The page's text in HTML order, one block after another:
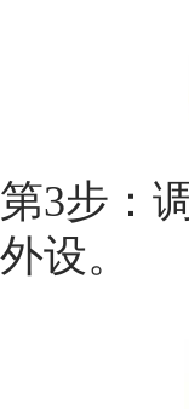
第3步：
外设。